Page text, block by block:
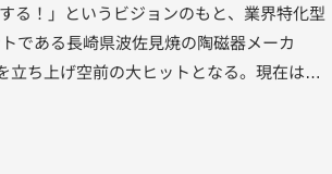
る！」というビジョンのもと、業界特化型
である長崎県波佐見焼の陶磁器メーカ
立ち上げ空前の大ヒットとなる。現在は奈
気にするプロジェクト「N.PARK